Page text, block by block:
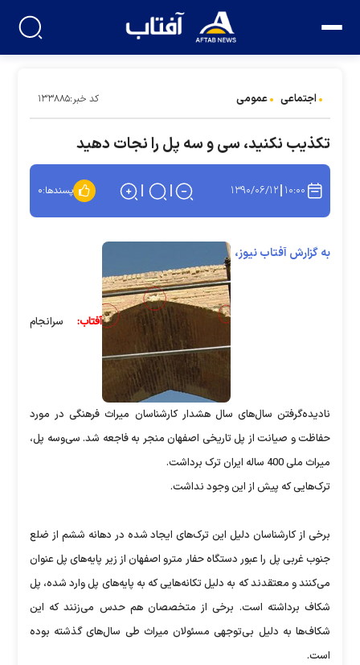
اجتماعی عمومی کد خبر:۱۳۳۸۸۵
تکذیب نکنید، سی و سه پل را نجات دهید
۱۰:۰۰ ۱۳۹۰/۰۶/۱۲ پسندها:۰
به گزارش آفتاب نیوز،
آفتاب: سرانجام
نادیده‌گرفتن سال‌های سال هشدار کارشناسان میراث فرهنگی در مورد
حفاظت و صیانت از پل تاریخی اصفهان منجر به فاجعه شد. سی‌و‌سه پل،
میراث ملی 400 ساله ایران ترک برداشت.
ترک‌هایی که پیش از این وجود نداشت.
برخی از کارشناسان دلیل این ترک‌های ایجاد شده در دهانه ششم از ضلع
جنوب غربی پل را عبور دستگاه حفار مترو اصفهان از زیر پایه‌های پل عنوان
می‌کنند و معتقدند که به دلیل تکانه‌هایی که به پایه‌های پل وارد شده، پل
شکاف برداشته است. برخی از متخصصان هم حدس می‌زنند که این
شکاف‌ها به دلیل بی‌توجهی مسئولان میراث طی سال‌های گذشته بوده
است.